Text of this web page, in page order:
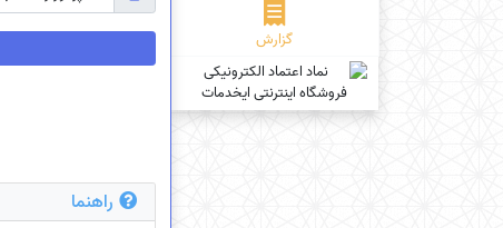
گزارش
راهنما